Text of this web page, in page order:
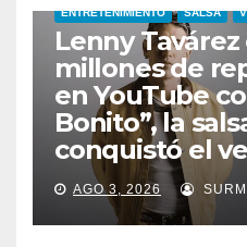
ENTRETENIMIENTO SALSA
Lenny Tavárez
millones de
en YouTube
Bonito”, la
conquistó el
AGO 3, 2026